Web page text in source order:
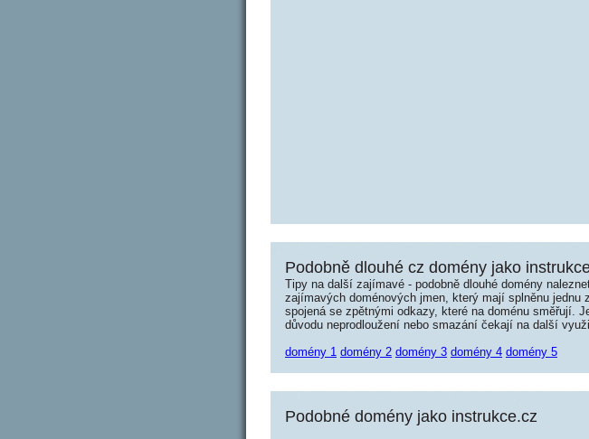
Podobně dlouhé cz domény jako
Tipy na další zajímavé - podobně dlouhé domény
zajímavých doménových jmen, který mají splněnu
spojená se zpětnými odkazy, které na doménu směřují.
důvodu neprodloužení nebo smazání čekají na další
domény 1 domény 2 domény 3 domény 4 domény 5
Podobné domény jako instrukce.cz